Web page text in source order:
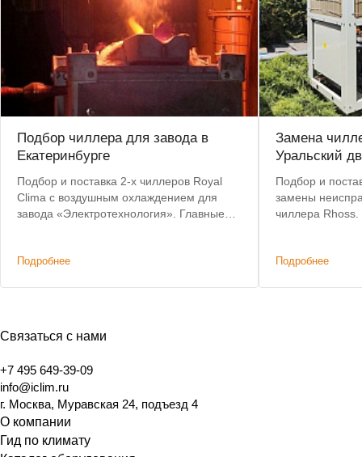
Подбор чиллера для завода в
Екатеринбурге
Подбор и поставка 2-х чиллеров Royal
Clima с воздушным охлаждением для
завода «Электротехнология». Главные
Подробнее
Замена
Уральский
Подбор и
замены
чиллера
изменений.
Подробнее
Связаться с нами
+7 495 649-39-09
info@iclim.ru
г. Москва, Муравская 24, подъезд 4
О компании
Гид по климату